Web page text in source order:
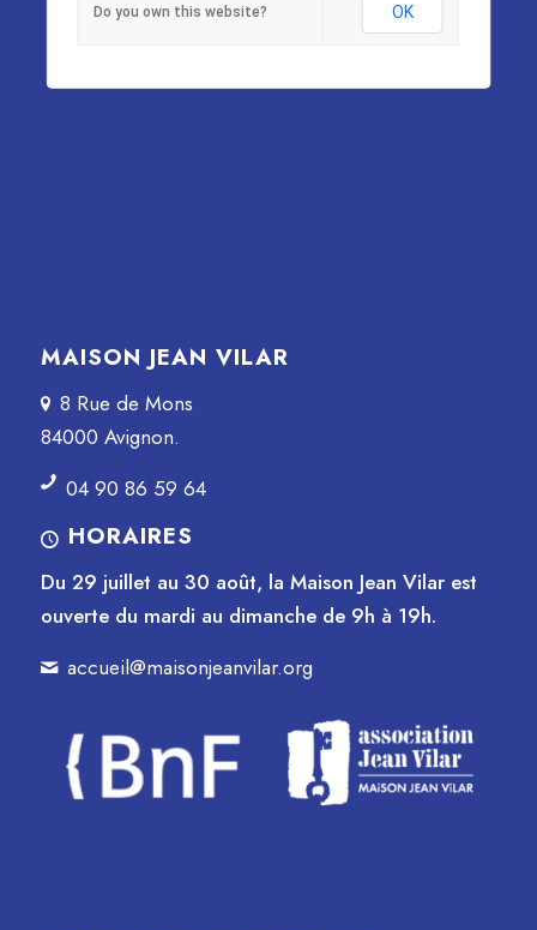
Do you own this website? OK
MAISON JEAN VILAR
8 Rue de Mons
84000 Avignon.
04 90 86 59 64
HORAIRES
Du 29 juillet au 30 août, la Maison Jean Vilar est
ouverte du mardi au dimanche de 9h à 19h.
accueil@maisonjeanvilar.org